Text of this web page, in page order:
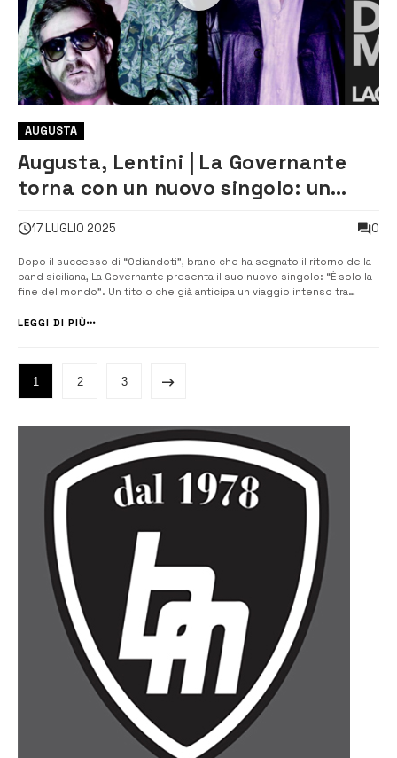
AUGUSTA
Augusta, Lentini | La Governante
torna con un nuovo singolo: un
emozioni e immagini sperimentali
17 LUGLIO 2025 0
Dopo il successo di “Odiandoti”, brano che ha segnato il ritorno della
band siciliana, La Governante presenta il suo nuovo singolo: “È solo la
fine del mondo”. Un titolo che già anticipa un viaggio intenso tra
e gli amanti della musica d’autore...
LEGGI DI PIÙ
1 2 3